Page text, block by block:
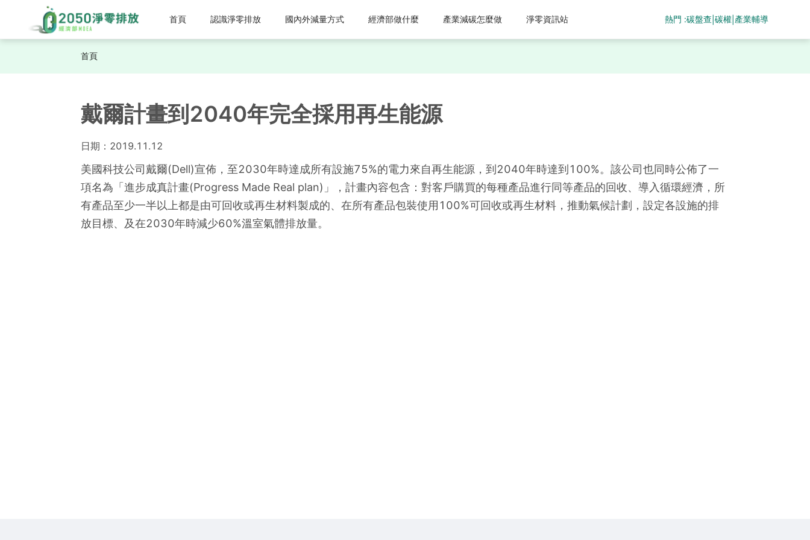
首頁 認識淨零排放 國內外減量方式 經濟部做什麼 產業減碳怎麼做 淨零資訊站 熱門 :碳盤查 |碳權 產業輔導
首頁
戴爾計畫到2040年完全採用再生能源
日期： 2019.11.12
美國科技公司戴爾(Dell)宣佈，至2030年時達成所有設施75%的電力來自再生能源，到2040年時達到100%。該公司也同時公佈了一
項名為「進步成真計畫(Progress Made Real plan)」，計畫內容包含：對客戶購買的每種產品進行同等產品的回收、導入循環經濟，所
有產品至少一半以上都是由可回收或再生材料製成的、在所有產品包裝使用100%可回收或再生材料，推動氣候計劃，設定各設施的排
放目標、及在2030年時減少60%溫室氣體排放量。